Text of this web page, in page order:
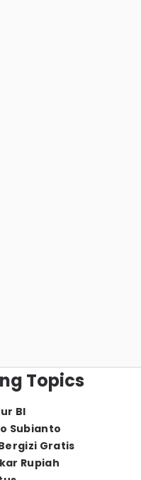
Topics
BI
Subianto
Gratis
Rupiah